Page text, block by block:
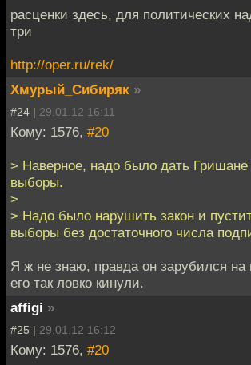
расценки здесь, для политических
три
http://oper.ru/rek/
Хмурый_Сибиряк »
#24 | 29.01.12 16:11
Кому: 1576, #20
> Наверное, надо было дать Гришане
выборы.
>
> Надо было нарушить закон и
выборы без достаточного числа
Я ж не знаю, правда он зарубился на
его так ловко кинули.
affigi »
#25 | 29.01.12 16:12
Кому: 1576, #20